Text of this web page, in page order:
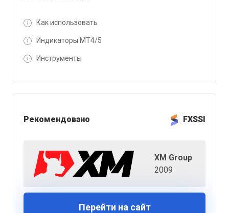
Как использовать
Индикаторы MT4/5
Инструменты
Рекомендовано FXSSI
XM Group
2009
Перейти на сайт